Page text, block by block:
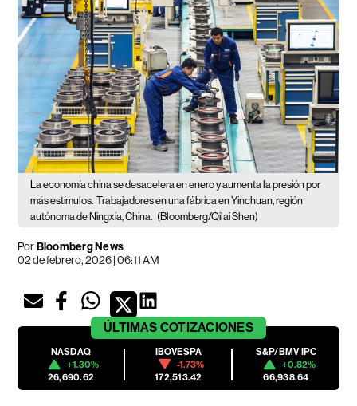
La economía china se desacelera en enero y aumenta la presión por
más estímulos. Trabajadores en una fábrica en Yinchuan, región
autónoma de Ningxia, China. (Bloomberg/Qilai Shen)
PorBloomberg News
02 de febrero, 2026 | 06:11 AM
ÚLTIMAS COTIZACIONES
NASDAQ
+1.30%
26,690.62
IBOVESPA
-1.73%
172,513.42
S&P/BMV IPC
+0.82%
66,938.64